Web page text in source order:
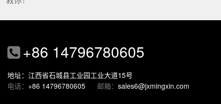
+86 14796780605
地址：江西省石城县工业园工业大道15号
电话： +86 14796780605 邮箱： sales6@jxmingxin.com